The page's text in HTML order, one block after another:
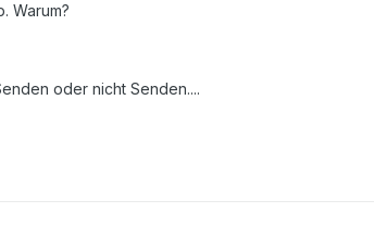
Warum?
oder nicht Senden....